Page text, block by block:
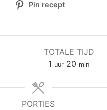
Pin recept
TOTALE TIJD
1 uur
uur 20 minuten
min
PORTIES